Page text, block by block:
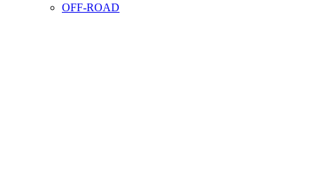
OFF-ROAD